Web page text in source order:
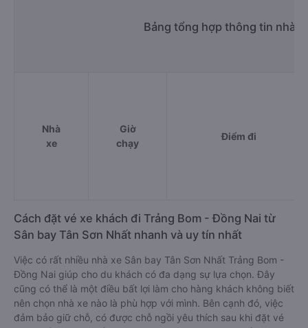
Bảng tổng hợp thông tin nhà
Nhà
xe
Giờ
chạy
Điểm đi
Cách đặt vé xe khách đi Trảng Bom - Đồng Nai từ
Sân bay Tân Sơn Nhất nhanh và uy tín nhất
Việc có rất nhiều nhà xe Sân bay Tân Sơn Nhất Trảng Bom -
Đồng Nai giúp cho du khách có đa dạng sự lựa chọn. Đây
cũng có thể là một điều bất lợi làm cho hàng khách không biết
nên chọn nhà xe nào là phù hợp với mình. Bên cạnh đó, việc
đảm bảo giữ chỗ, có được chỗ ngồi yêu thích sau khi đặt vé